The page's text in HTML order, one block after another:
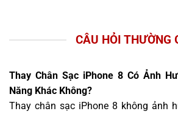
CÂU HỎI THƯỜNG
Thay Chân Sạc iPhone 8 Có Ảnh
Năng Khác Không?
Thay chân sạc iPhone 8 không ảnh